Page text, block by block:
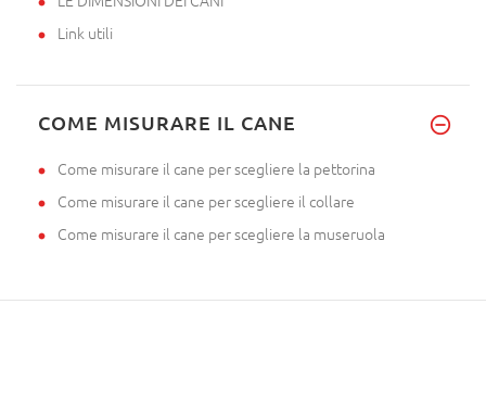
Link utili
COME MISURARE IL CANE
Come misurare il cane per scegliere la pettorina
Come misurare il cane per scegliere il collare
Come misurare il cane per scegliere la museruola